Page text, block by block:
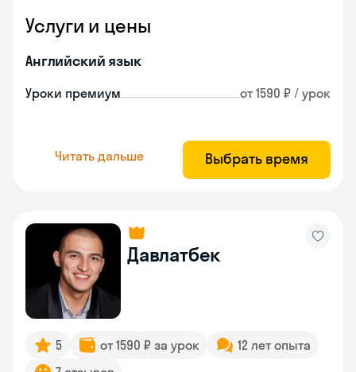
Услуги и цены
Английский язык
Уроки премиум от 1590 ₽ / урок
Читать дальше Выбрать время
Давлатбек
5 от 1590 ₽ за урок
12 лет опыта